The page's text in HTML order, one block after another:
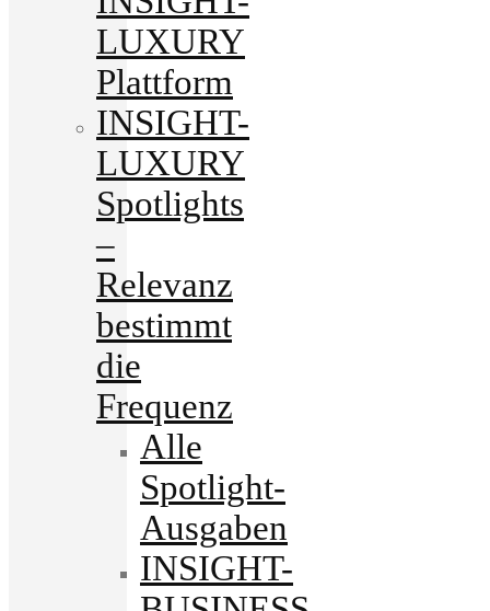
LUXURY
Plattform
INSIGHT-
LUXURY
Spotlights
–
Relevanz
bestimmt
die
Frequenz
Alle
Spotlight-
Ausgaben
INSIGHT-